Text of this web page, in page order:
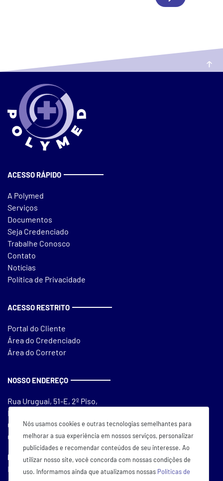
Nós usamos cookies e outras tecnologias semelhantes para
melhorar a sua experiência em nossos serviços, personalizar
publicidades e recomendar conteúdos de seu interesse. Ao
utilizar nosso site, você concorda com nossas condições de
uso. Informamos ainda que atualizamos nossas Políticas de
colaboradores que utilizam veículos no dia a dia,
ACESSO RÁPIDO
A Polymed
Serviços
Documentos
Seja Credenciado
Trabalhe Conosco
Contato
Notícias
Política de Privacidade
ACESSO RESTRITO
Portal do Cliente
Área do Credenciado
Área do Corretor
NOSSO ENDEREÇO
Rua Uruguai, 51-E, 2º Piso,
Edifício Michelangelo
Centro, Chapecó/SC
CEP 89801-570
Horário de Atendimento
De seg a sex das 7:30 às 12:00